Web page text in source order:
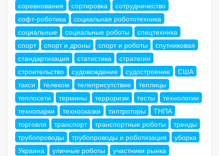
соревнования
сортировка
сотрудничество
софт-роботика
социальная робототехника
социальные
социальные роботы
спецтехника
спорт
спорт и дроны спорт и роботы
спутниковая
стандартизация
статистика
стратегии
строительство
судовождение судостроение
США
такси
телеком телеприсутствие
теплицы
теплосети
термины терроризм тесты
технологии
технопарки
техносказки тилтроторы
ТНПА
торговля
транспорт транспортные роботы
тренды
трубопроводы
трубопроводы и роботизация
уборка
Украина
уличные роботы
участники рынка